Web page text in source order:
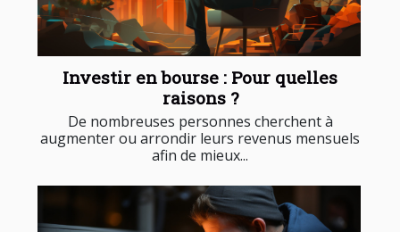
Investir en bourse : Pour quelles
raisons ?
De nombreuses personnes cherchent à
augmenter ou arrondir leurs revenus mensuels
afin de mieux...